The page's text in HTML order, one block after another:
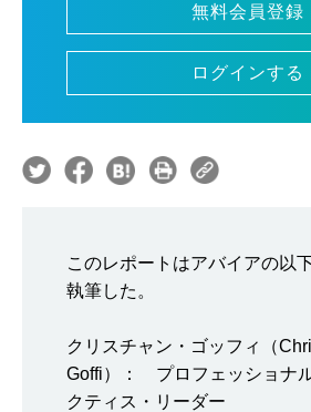
無料会員登録
ログインする
このレポートはアバイアの以
執筆した。
クリスチャン・ゴッフィ（
Goffi）： プロフェッショナ
クティス・リーダー